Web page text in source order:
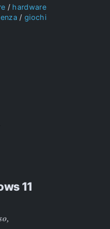
hardware
giochi
11